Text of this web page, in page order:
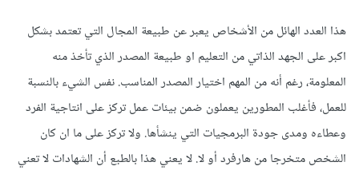
هذا العدد الهائل من الأشخاص يعبر عن طبيعة المجال التي تعتمد بشكل
اكبر على الجهد الذاتي من التعليم او طبيعة المصدر الذي تأخذ منه
المعلومة، رغم أنه من المهم اختيار المصدر المناسب. نفس الشيء بالنسبة
للعمل، فأغلب المطورين يعملون ضمن بيئات عمل تركز على انتاجية الفرد
وعطاءه ومدى جودة البرمجيات التي ينشأها. ولا تركز على ما ان كان
الشخص متخرجا من هارفرد أو لا. لا يعني هذا بالطبع أن الشهادات لا تعني